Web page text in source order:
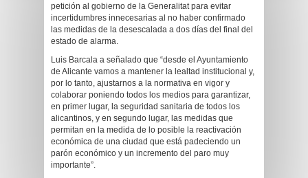
petición al gobierno de la Generalitat para evitar
incertidumbres innecesarias al no haber confirmado
las medidas de la desescalada a dos días del final del
estado de alarma.
Luis Barcala a señalado que “desde el Ayuntamiento
de Alicante vamos a mantener la lealtad institucional y,
por lo tanto, ajustarnos a la normativa en vigor y
colaborar poniendo todos los medios para garantizar,
en primer lugar, la seguridad sanitaria de todos los
alicantinos, y en segundo lugar, las medidas que
permitan en la medida de lo posible la reactivación
económica de una ciudad que está padeciendo un
parón económico y un incremento del paro muy
importante”.